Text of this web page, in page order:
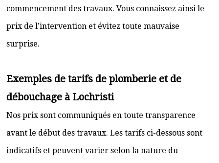
commencement des travaux. Vous connaissez ainsi le
prix de l’intervention et évitez toute mauvaise
surprise.
Exemples de tarifs de plomberie et de
débouchage à Lochristi
Nos prix sont communiqués en toute transparence
avant le début des travaux. Les tarifs ci-dessous sont
indicatifs et peuvent varier selon la nature du